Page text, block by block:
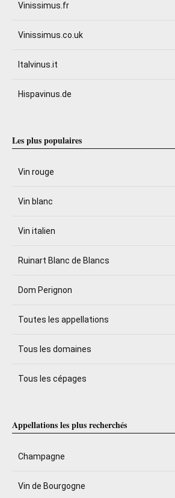
Vinissimus.fr
Vinissimus.co.uk
Italvinus.it
Hispavinus.de
Les plus populaires
Vin rouge
Vin blanc
Vin italien
Ruinart Blanc de Blancs
Dom Perignon
Toutes les appellations
Tous les domaines
Tous les cépages
Appellations les plus recherchés
Champagne
Vin de Bourgogne